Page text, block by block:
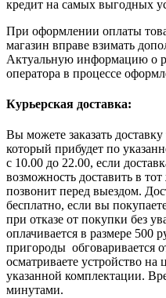
кредит на самых выгодных
При оформлении оплаты
магазин вправе взимать
Актуальную информацию о
оператора в процессе
Курьерская доставка:
Вы можете заказать
который прибудет по
с 10.00 до 22.00, если
возможность доставить в
позвонит перед выездом.
бесплатно, если вы
при отказе от покупки без
оплачивается в размере 500
пригороды обговаривается
осматриваете устройство на
указанной комплектации.
минутами.